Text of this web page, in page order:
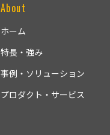
About
ホーム
特長・強み
事例・ソリューション
プロダクト・サービス